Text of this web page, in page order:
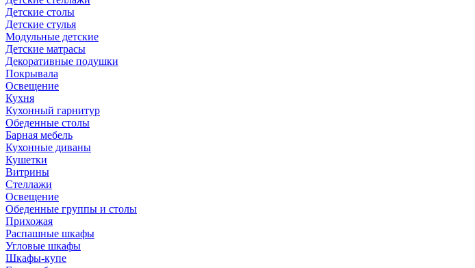
Детские столы
Детские стулья
Модульные детские
Детские матрасы
Декоративные подушки
Покрывала
Освещение
Кухня
Кухонный гарнитур
Обеденные столы
Барная мебель
Кухонные диваны
Кушетки
Витрины
Стеллажи
Освещение
Обеденные группы и столы
Прихожая
Распашные шкафы
Угловые шкафы
Шкафы-купе